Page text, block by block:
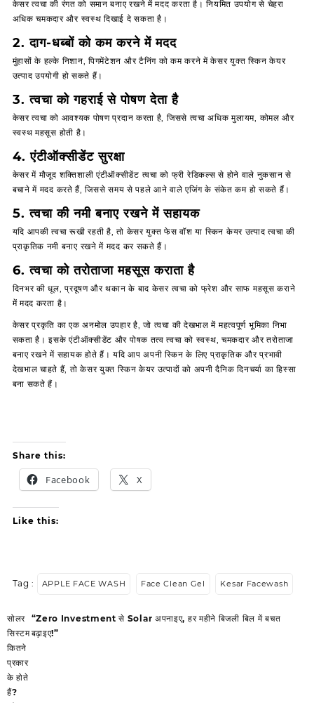
केसर त्वचा की रंगत को समान बनाए रखने में मदद करता है। नियमित उपयोग से चेहरा
अधिक चमकदार और स्वस्थ दिखाई दे सकता है।
2. दाग-धब्बों को कम करने में मदद
मुंहासों के हल्के निशान, पिगमेंटेशन और टैनिंग को कम करने में केसर युक्त स्किन केयर
उत्पाद उपयोगी हो सकते हैं।
3. त्वचा को गहराई से पोषण देता है
केसर त्वचा को आवश्यक पोषण प्रदान करता है, जिससे त्वचा अधिक मुलायम, कोमल और
स्वस्थ महसूस होती है।
4. एंटीऑक्सीडेंट सुरक्षा
केसर में मौजूद शक्तिशाली एंटीऑक्सीडेंट त्वचा को फ्री रेडिकल्स से होने वाले नुकसान से
बचाने में मदद करते हैं, जिससे समय से पहले आने वाले एजिंग के संकेत कम हो सकते हैं।
5. त्वचा की नमी बनाए रखने में सहायक
यदि आपकी त्वचा रूखी रहती है, तो केसर युक्त फेस वॉश या स्किन केयर उत्पाद त्वचा की
प्राकृतिक नमी बनाए रखने में मदद कर सकते हैं।
6. त्वचा को तरोताजा महसूस कराता है
दिनभर की धूल, प्रदूषण और थकान के बाद केसर त्वचा को फ्रेश और साफ महसूस कराने
में मदद करता है।
केसर प्रकृति का एक अनमोल उपहार है, जो त्वचा की देखभाल में महत्वपूर्ण भूमिका निभा
सकता है। इसके एंटीऑक्सीडेंट और पोषक तत्व त्वचा को स्वस्थ, चमकदार और तरोताजा
बनाए रखने में सहायक होते हैं। यदि आप अपनी स्किन के लिए प्राकृतिक और प्रभावी
देखभाल चाहते हैं, तो केसर युक्त स्किन केयर उत्पादों को अपनी दैनिक दिनचर्या का हिस्सा
बना सकते हैं।
Share this:
Facebook X
Like this:
Tag : APPLE FACE WASH Face Clean Gel Kesar Facewash
Post
navigation
सोलर
सिस्टम
कितने
प्रकार
के होते
हैं?
“Zero Investment से Solar अपनाइए, हर महीने बिजली बिल में बचत
बढ़ाइए!”